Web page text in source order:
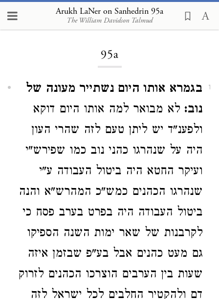
Arukh LaNer on Sanhedrin 95a
The William Davidson Talmud
Loading...
95a
1
בגמרא אותו היום נשתייר מעונה של
נוב: לא מבואר למה אותו היום דוקא
ולפענ"ד יש ליתן טעם לזה שהרי העון
היה על שנהרגו כהני נוב כמו שפירש"י
ועיקר החטא היה ביטול העבודה ע"י
שנהרגו הכהנים כמש"כ המהרש"א והנה
ביטול העבודה היה בפרט בערב פסח כי
לקרבנות של שאר ימות השנה הספיקו
גם מעט כהנים אבל בע"פ שבזמן איזה
שעות בין הערבים הוצרכו הכהנים לזרוק